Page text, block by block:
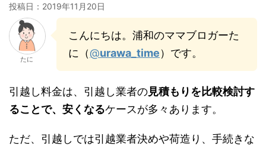
投稿日： 2019年11月20日
たに
こんにちは。浦和のママブロガーた
に（@urawa_time）です。
引越し料金は、引越し業者の見積もりを比較検討す
ることで、安くなるケースが多々あります。
ただ、引越しでは引越業者決めや荷造り、手続きな